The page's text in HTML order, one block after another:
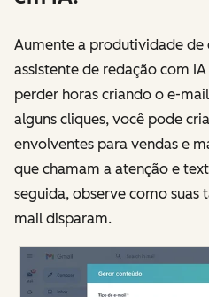
Aumente a produtividade de
assistente de redação com
perder horas criando o e-
alguns cliques, você pode
envolventes para vendas e
que chamam a atenção e
seguida, observe como suas
mail disparam.